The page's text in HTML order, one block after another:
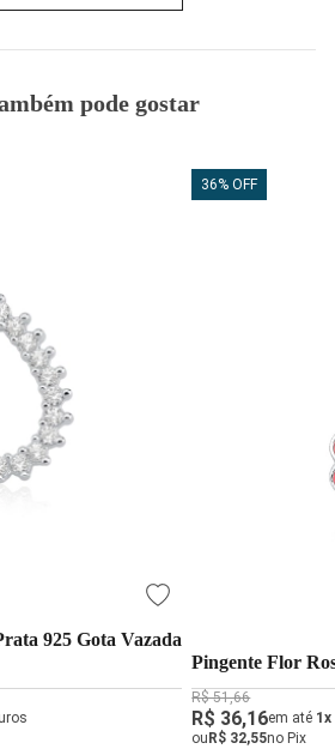
pode gostar
925 Gota Vazada
36% OFF
Pingente Flor
R$ 51,66
R$ 36,16em até 1x
ouR$ 32,55no Pix